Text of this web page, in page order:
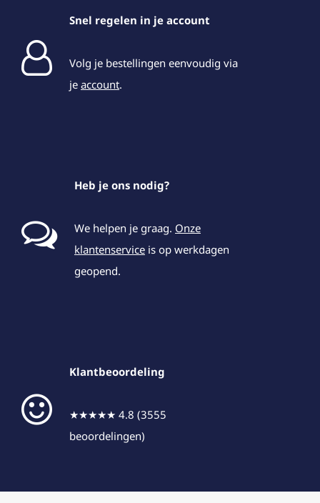
Snel regelen in je account
Volg je bestellingen eenvoudig via
je account.
Heb je ons nodig?
We helpen je graag. Onze
klantenservice is op werkdagen
geopend.
Klantbeoordeling
★★★★★ 4.8 (3555
beoordelingen)